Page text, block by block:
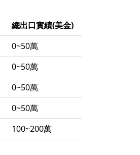
總出口實績(美金)
0~50萬
0~50萬
0~50萬
0~50萬
100~200萬